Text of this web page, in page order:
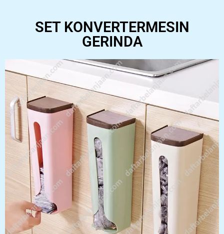
SET KONVERTERMESIN
GERINDA